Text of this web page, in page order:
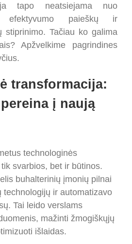
tapo neatsiejama nuo
efektyvumo paieškų ir
stiprinimo. Tačiau ko galima
Apžvelkime pagrindines
transformacija:
į naują
technologinės
svarbios, bet ir būtinos.
buhalterinių įmonių pilnai
technologijų ir automatizavo
Tai leido verslams
mažinti žmogiškųjų
išlaidas.